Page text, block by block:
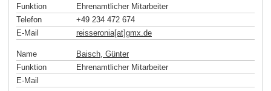
Funktion
Ehrenamtlicher Mitarbeiter
Telefon
+49 234 472 674
E-Mail
reisseronia[at]gmx.de
Name
Baisch, Günter
Funktion
Ehrenamtlicher Mitarbeiter
E-Mail